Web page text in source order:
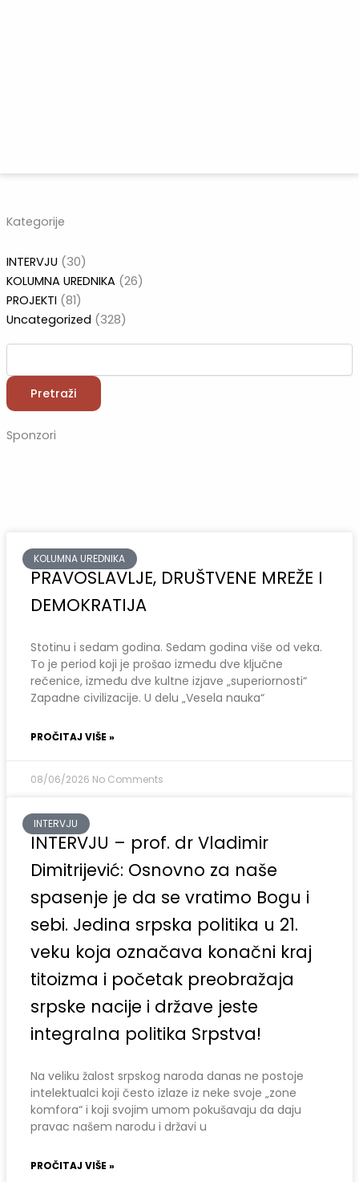
Kategorije
INTERVJU (30)
KOLUMNA UREDNIKA(26)
PROJEKTI(81)
Uncategorized (328)
Pretraži:
Pretraži
Sponzori
KOLUMNA UREDNIKA
PRAVOSLAVLJE, DRUŠTVENE MREŽE I
DEMOKRATIJA
Stotinu i sedam godina. Sedam godina više od veka.
To je period koji je prošao između dve ključne
rečenice, između dve kultne izjave „superiornosti“
Zapadne civilizacije. U delu „Vesela nauka“
PROČITAJ VIŠE »
08/06/2026 No Comments
INTERVJU
INTERVJU – prof. dr Vladimir
Dimitrijević: Osnovno za naše
spasenje je da se vratimo Bogu i
sebi. Jedina srpska politika u 21.
veku koja označava konačni kraj
titoizma i početak preobražaja
srpske nacije i države jeste
integralna politika Srpstva!
Na veliku žalost srpskog naroda danas ne postoje
intelektualci koji često izlaze iz neke svoje „zone
komfora“ i koji svojim umom pokušavaju da daju
pravac našem narodu i državi u
PROČITAJ VIŠE »